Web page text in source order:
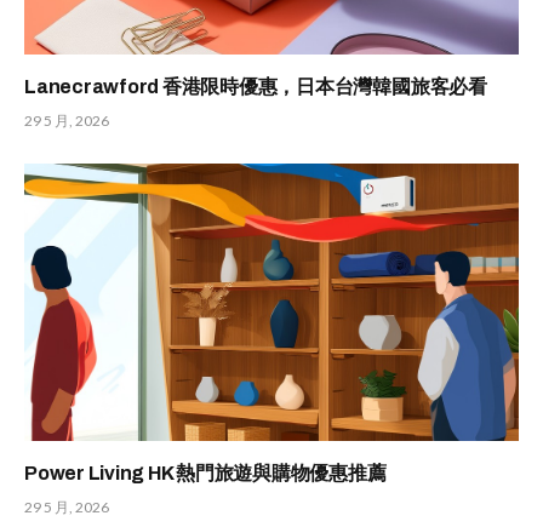
Lanecrawford 香港限時優惠，日本台灣韓國旅客必看
29 5 月, 2026
Power Living HK 熱門旅遊與購物優惠推薦
29 5 月, 2026